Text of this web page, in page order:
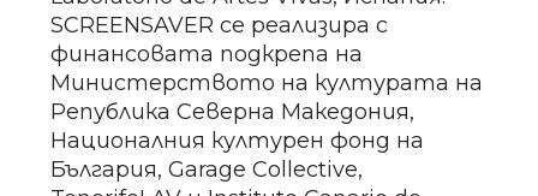
SCREENSAVER се реализира с
финансовата подкрепа на
Министерството на културата на
Република Северна Македония,
Националния културен фонд на
България, Garage Collective,